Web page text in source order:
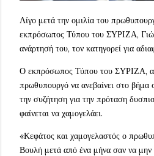
Λίγο μετά την ομιλία του
εκπρόσωπος Τύπου του ΣΥΡΙΖΑ,
ανάρτησή του, τον κατηγορεί για
Ο εκπρόσωπος Τύπου του ΣΥΡΙΖΑ,
πρωθυπουργό να ανεβαίνει στο βήμα
την συζήτηση για την πρόταση
φαίνεται να χαμογελάει.
«Κεφάτος και χαμογελαστός ο
Βουλή μετά από ένα μήνα σαν να μην